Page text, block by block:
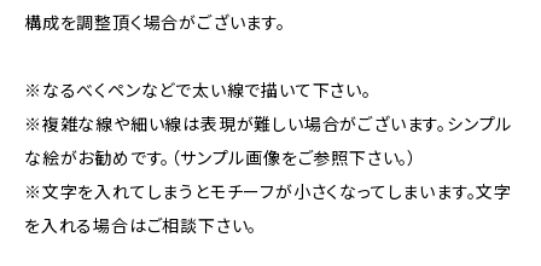
構成を調整頂く場合がございます。
※なるべくペンなどで太い線で描いて下さい。
※複雑な線や細い線は表現が難しい場合がございます。シンプル
な絵がお勧めです。（サンプル画像をご参照下さい。）
※文字を入れてしまうとモチーフが小さくなってしまいます。文字
を入れる場合はご相談下さい。